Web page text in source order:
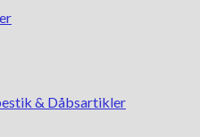
& Dåbsartikler